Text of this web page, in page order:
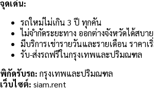
จุดเด่น:
รถใหม่ไม่เกิน 3 ปี ทุกคัน
ไม่จำกัดระยะทาง ออกต่างจังหวัดได้สบาย
มีบริการเช่ารายวันและรายเดือน ราคา
รับ-ส่งรถฟรีในกรุงเทพและปริมณฑล
พิกัดรับรถ: กรุงเทพและปริมณฑล
เว็บไซต์: siam.rent